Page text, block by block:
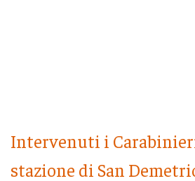
Intervenuti i
stazione di San